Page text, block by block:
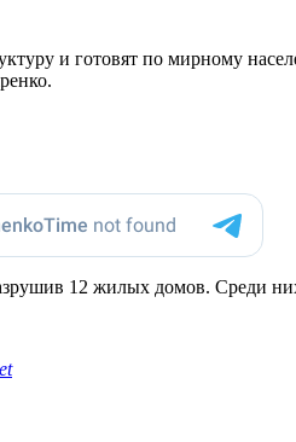
и готовят по мирному
12 жилых домов. Среди